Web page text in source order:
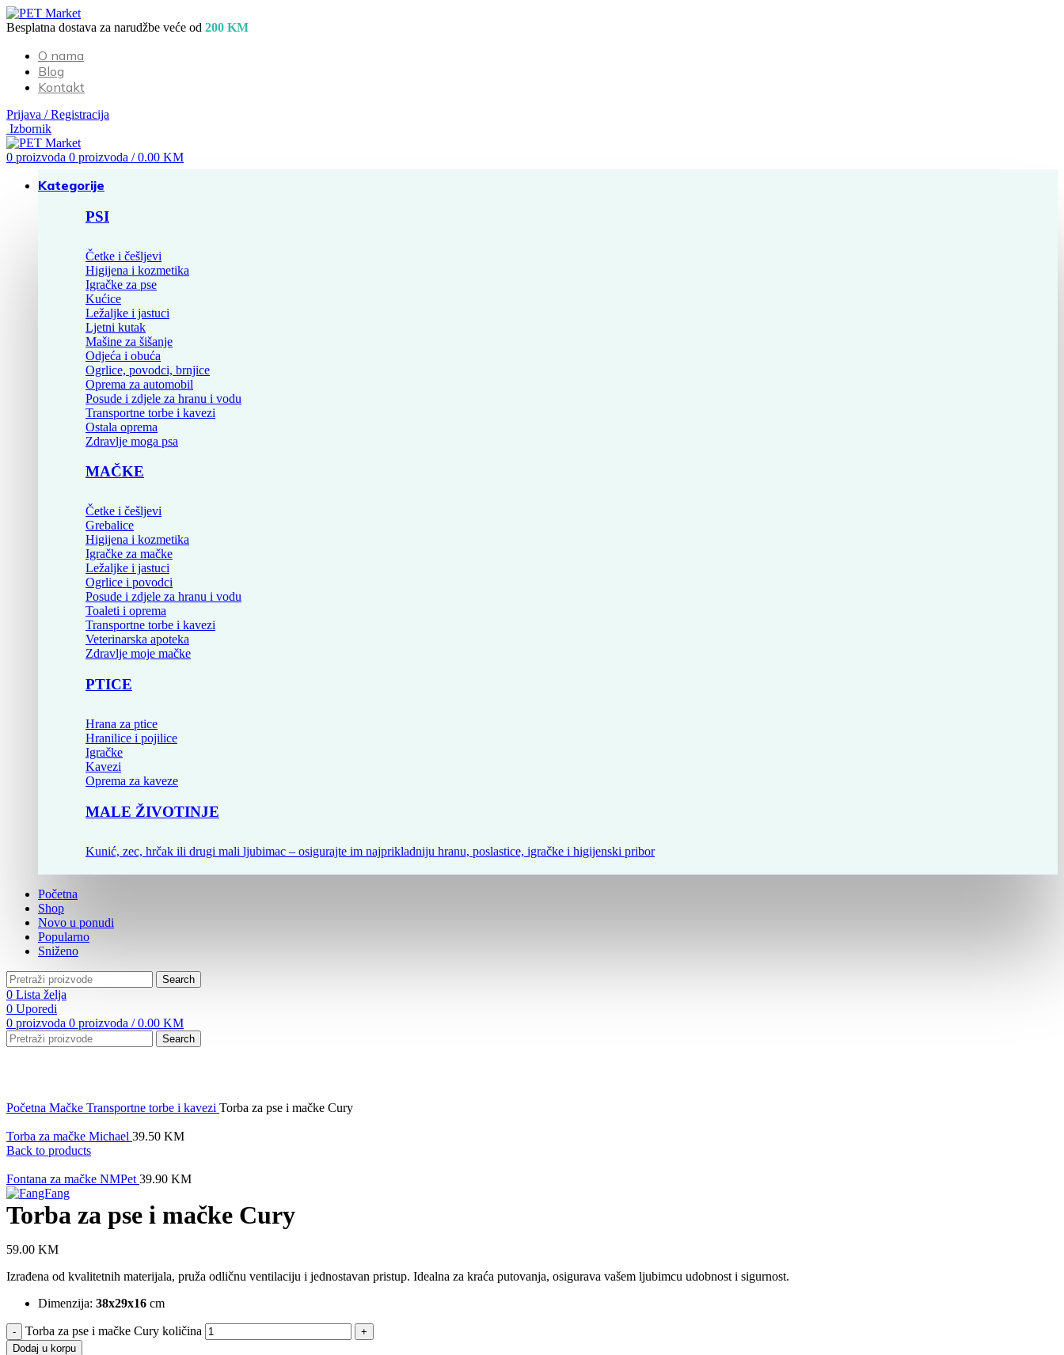
Besplatna dostava za narudžbe veće od 200 KM
O nama
Blog
Kontakt
Prijava / Registracija
Izbornik
0 proizvoda 0 proizvoda / 0.00 KM
Kategorije
PSI
Četke i češljevi
Higijena i kozmetika
Igračke za pse
Kućice
Ležaljke i jastuci
Ljetni kutak
Mašine za šišanje
Odjeća i obuća
Ogrlice, povodci, brnjice
Oprema za automobil
Posude i zdjele za hranu i vodu
Transportne torbe i kavezi
Ostala oprema
Zdravlje moga psa
MAČKE
Četke i češljevi
Grebalice
Higijena i kozmetika
Igračke za mačke
Ležaljke i jastuci
Ogrlice i povodci
Posude i zdjele za hranu i vodu
Toaleti i oprema
Transportne torbe i kavezi
Veterinarska apoteka
Zdravlje moje mačke
PTICE
Hrana za ptice
Hranilice i pojilice
Igračke
Kavezi
Oprema za kaveze
MALE ŽIVOTINJE
Kunić, zec, hrčak ili drugi mali ljubimac – osigurajte im najprikladniju hranu, poslastice, igračke i higijenski pribor
Početna
Shop
Novo u ponudi
Popularno
Sniženo
Search
0 Lista želja
0 Uporedi
0 proizvoda 0 proizvoda / 0.00 KM
Search
Početna Mačke Transportne torbe i kavezi Torba za pse i mačke Cury
Torba za mačke Michael 39.50 KM
Back to products
Fontana za mačke NMPet 39.90 KM
Torba za pse i mačke Cury
59.00 KM
Izrađena od kvalitetnih materijala, pruža odličnu ventilaciju i jednostavan pristup. Idealna za kraća putovanja, osigurava vašem ljubimcu udobnost i sigurnost.
Dimenzija: 38x29x16 cm
Torba za pse i mačke Cury količina
Dodaj u korpu